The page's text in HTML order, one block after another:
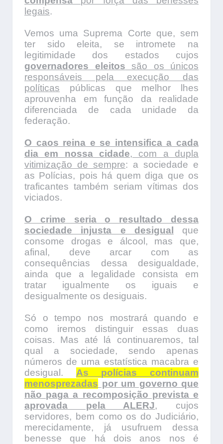
legais.
Vemos uma Suprema Corte que, sem
ter sido eleita, se intromete na
legitimidade dos estados cujos
governadores eleitos são os únicos
responsáveis pela execução das
políticas públicas que melhor lhes
aprouvenha em função da realidade
diferenciada de cada unidade da
federação.
O caos reina e se intensifica a cada
dia em nossa cidade, com a dupla
vitimização de sempre: a sociedade e
as Polícias, pois há quem diga que os
traficantes também seriam vítimas dos
viciados.
O crime seria o resultado dessa
sociedade injusta e desigual
que
consome drogas e álcool, mas que,
afinal, deve arcar com as
consequências dessa desigualdade,
ainda que a legalidade consista em
tratar igualmente os iguais e
desigualmente os desiguais.
Só o tempo nos mostrará quando e
como iremos distinguir essas duas
coisas. Mas até lá continuaremos, tal
qual a sociedade, sendo apenas
números de uma estatística macabra e
desigual. As polícias continuam
menosprezadas por um governo que
não paga a recomposição prevista e
aprovada pela ALERJ, cujos
servidores, bem como os do Judiciário,
merecidamente, já usufruem dessa
benesse que há dois anos nos é